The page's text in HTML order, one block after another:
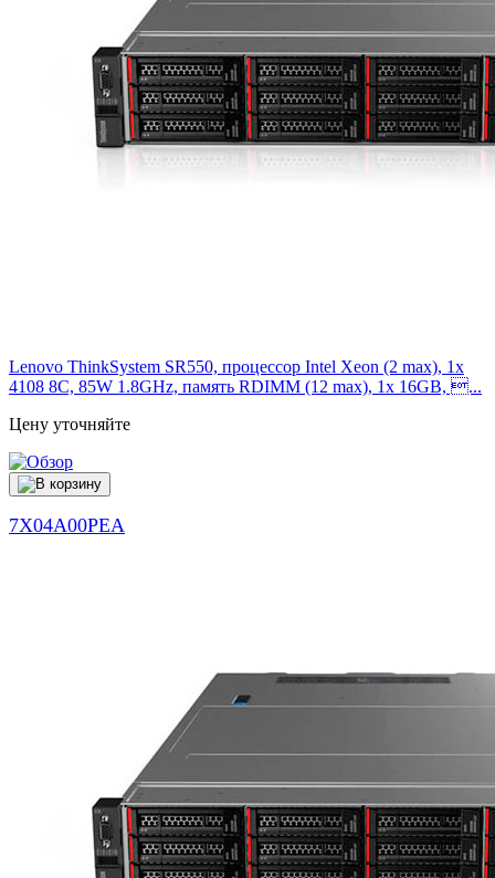
Lenovo ThinkSystem SR550, процессор Intel Xeon (2 max), 1x
4108 8C, 85W 1.8GHz, память RDIMM (12 max), 1x 16GB, ...
Цену уточняйте
7X04A00PEA